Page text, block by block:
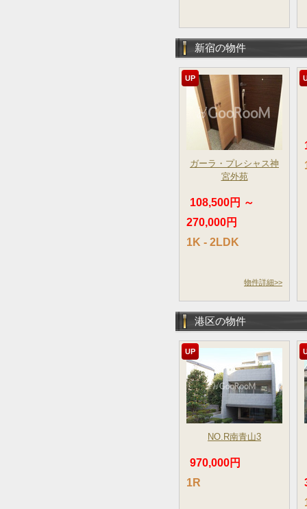
新宿の物件
UP
ガーラ・プレシャス神
宮外苑
108,500円 ～
270,000円
1K - 2LDK
物件詳細>>
港区の物件
UP
NO.R南青山3
970,000円
1R